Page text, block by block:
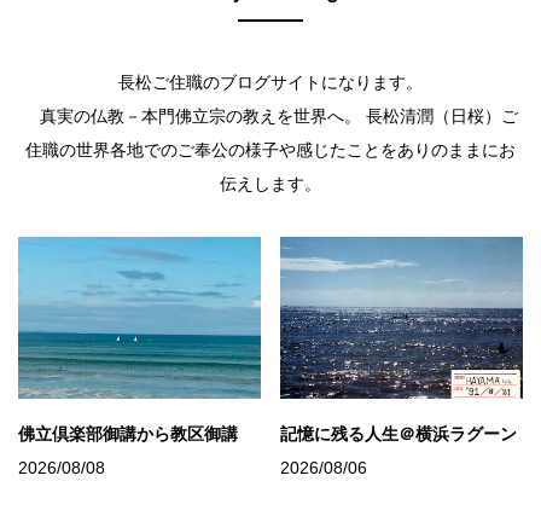
長松ご住職のブログサイトになります。
真実の仏教－本門佛立宗の教えを世界へ。 長松清潤（日桜）ご
住職の世界各地でのご奉公の様子や感じたことをありのままにお
伝えします。
佛立倶楽部御講から教区御講
2026/08/08
記憶に残る人生＠横浜ラグーン
2026/08/06